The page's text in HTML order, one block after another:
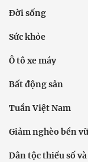
Đời sống
Sức khỏe
Ô tô xe máy
Bất động sản
Tuần Việt Nam
Giảm nghèo bền
Dân tộc thiểu số